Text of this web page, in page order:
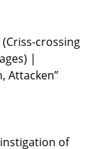
crossing
|
Attacken”
of